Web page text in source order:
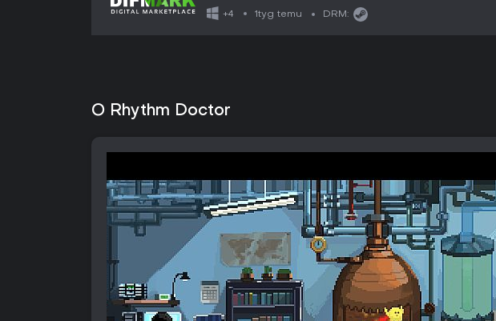
+4 1tyg temu DRM:
O Rhythm Doctor